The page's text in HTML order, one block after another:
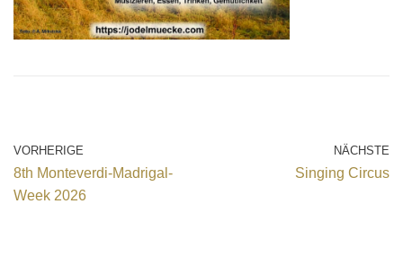
VORHERIGE
8th Monteverdi-Madrigal-
Week 2026
NÄCHSTE
Singing Circus